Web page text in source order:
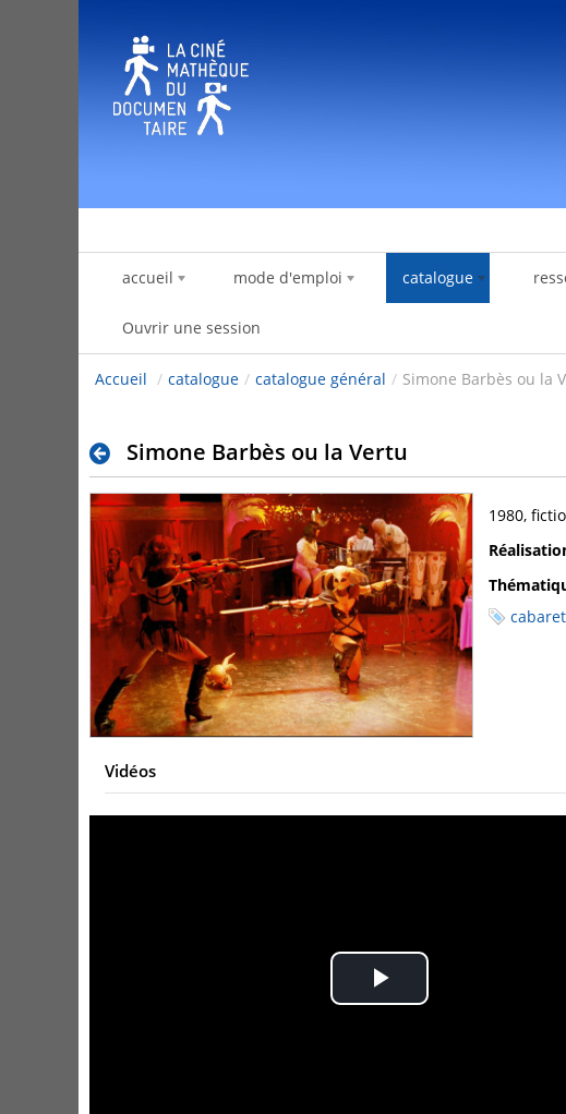
accueil mode d'emploi catalogue
Ouvrir une session
Accueil / catalogue / catalogue général / Simone Barbès ou la
Simone Barbès ou la Vertu
1980,
cabaret
Vidéos
Play